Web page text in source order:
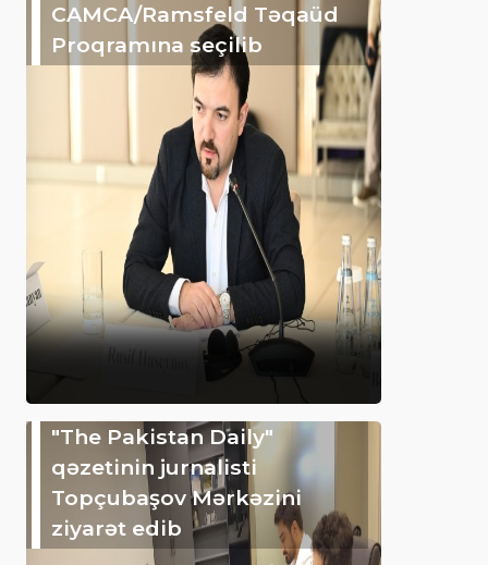
CAMCA/Ramsfeld Təqaüd
Proqramına seçilib
"The Pakistan Daily"
qəzetinin jurnalisti
Topçubaşov Mərkəzini
ziyarət edib